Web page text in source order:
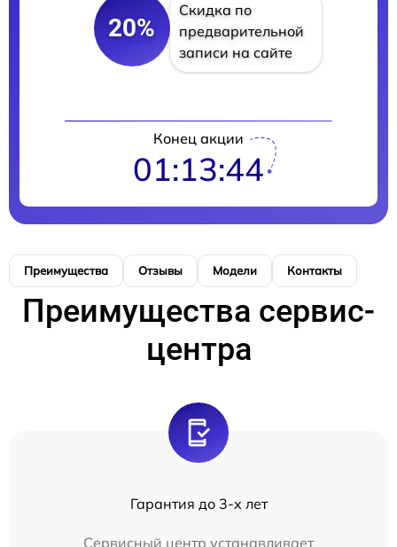
20%
Скидка по
предварительной
записи на сайте
Конец акции
01:13:43
Преимущества Отзывы Модели Контакты
Преимущества сервис-
центра
Гарантия до 3-х лет
Сервисный центр устанавливает